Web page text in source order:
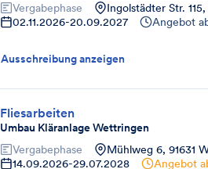
Vergabephase Ingolstädter Str.
02.11.2026-20.09.2027 Angebot
Ausschreibung anzeigen
Fliesarbeiten
Umbau Kläranlage Wettringen
Vergabephase Mühlweg 6, 91631
14.09.2026-29.07.2028 Angebot